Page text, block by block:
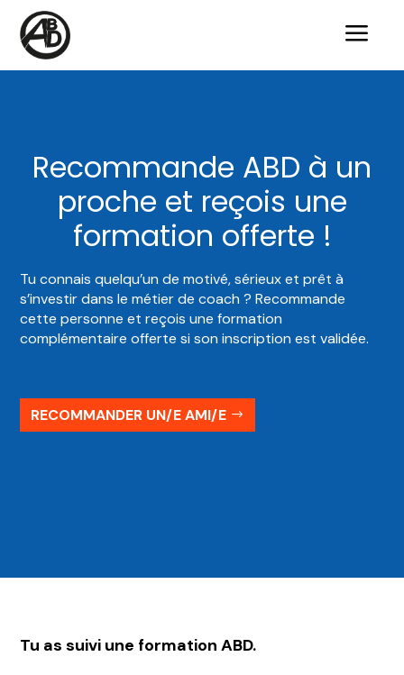
a
Recommande ABD à un
proche et reçois une
formation offerte !
Tu connais quelqu’un de motivé, sérieux et prêt à
s’investir dans le métier de coach ? Recommande
cette personne et reçois une formation
complémentaire offerte si son inscription est validée.
RECOMMANDER UN/E AMI/E
Tu as suivi une formation ABD.